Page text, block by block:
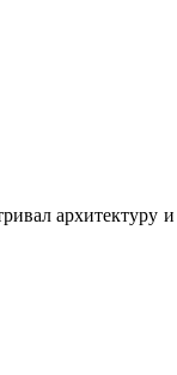
архитектуру